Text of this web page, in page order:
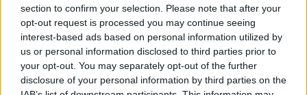
section to confirm your selection. Please note that after your
opt-out request is processed you may continue seeing
interest-based ads based on personal information utilized by
us or personal information disclosed to third parties prior to
your opt-out. You may separately opt-out of the further
disclosure of your personal information by third parties on the
Saludos
Responder